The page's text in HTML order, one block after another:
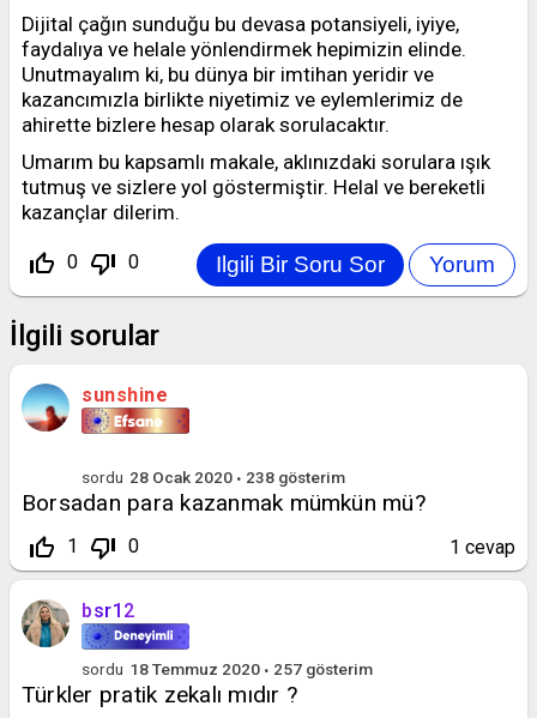
Dijital çağın sunduğu bu devasa potansiyeli, iyiye,
faydalıya ve helale yönlendirmek hepimizin elinde.
Unutmayalım ki, bu dünya bir imtihan yeridir ve
kazancımızla birlikte niyetimiz ve eylemlerimiz de
ahirette bizlere hesap olarak sorulacaktır.
Umarım bu kapsamlı makale, aklınızdaki sorulara ışık
tutmuş ve sizlere yol göstermiştir. Helal ve bereketli
kazançlar dilerim.
thumb_up_off_alt 0 thumb_down_off_alt 0
İlgili sorular
sunshine
sordu 28 Ocak 2020 238 gösterim
Borsadan para kazanmak mümkün mü?
thumb_up_off_alt 1 thumb_down_off_alt 0 1 cevap
bsr12
sordu 18 Temmuz 2020 257 gösterim
Türkler pratik zekalı mıdır ?